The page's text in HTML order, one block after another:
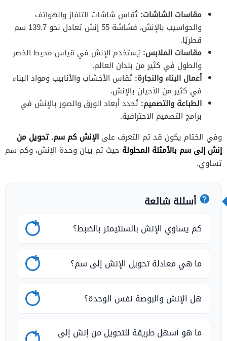
مقاسات الشاشات: تُقاس شاشات التلفاز والهواتف
والحواسيب بالإنش، فشاشة 55 إنش تعادل نحو 139.7 سم
قطريًا.
مقاسات الملابس: يُستخدم الإنش في قياس محيط الخصر
والطول في كثير من بلدان العالم.
أعمال البناء والنجارة: تُقاس الأخشاب والأنابيب ومواد البناء
في كثير من الأحيان بالإنش.
الطباعة والتصميم: تُحدد أبعاد الورق والصور بالإنش في
برامج التصميم الاحترافية.
وفي الختام يكون قد تم التعرف على الإنش كم سم. تحويل من
إنش إلى سم بالأمثلة المحلولة حيث تم بيان وحدة الإنش، وكم سم
تساوي.
أسئلة شائعة
كم يساوي الإنش بالسنتيمتر بالضبط؟
ما هي معادلة تحويل الإنش إلى سم؟
هل الإنش والبوصة نفس الوحدة؟
ما هو أسهل طريقة للتحويل من إنش إلى